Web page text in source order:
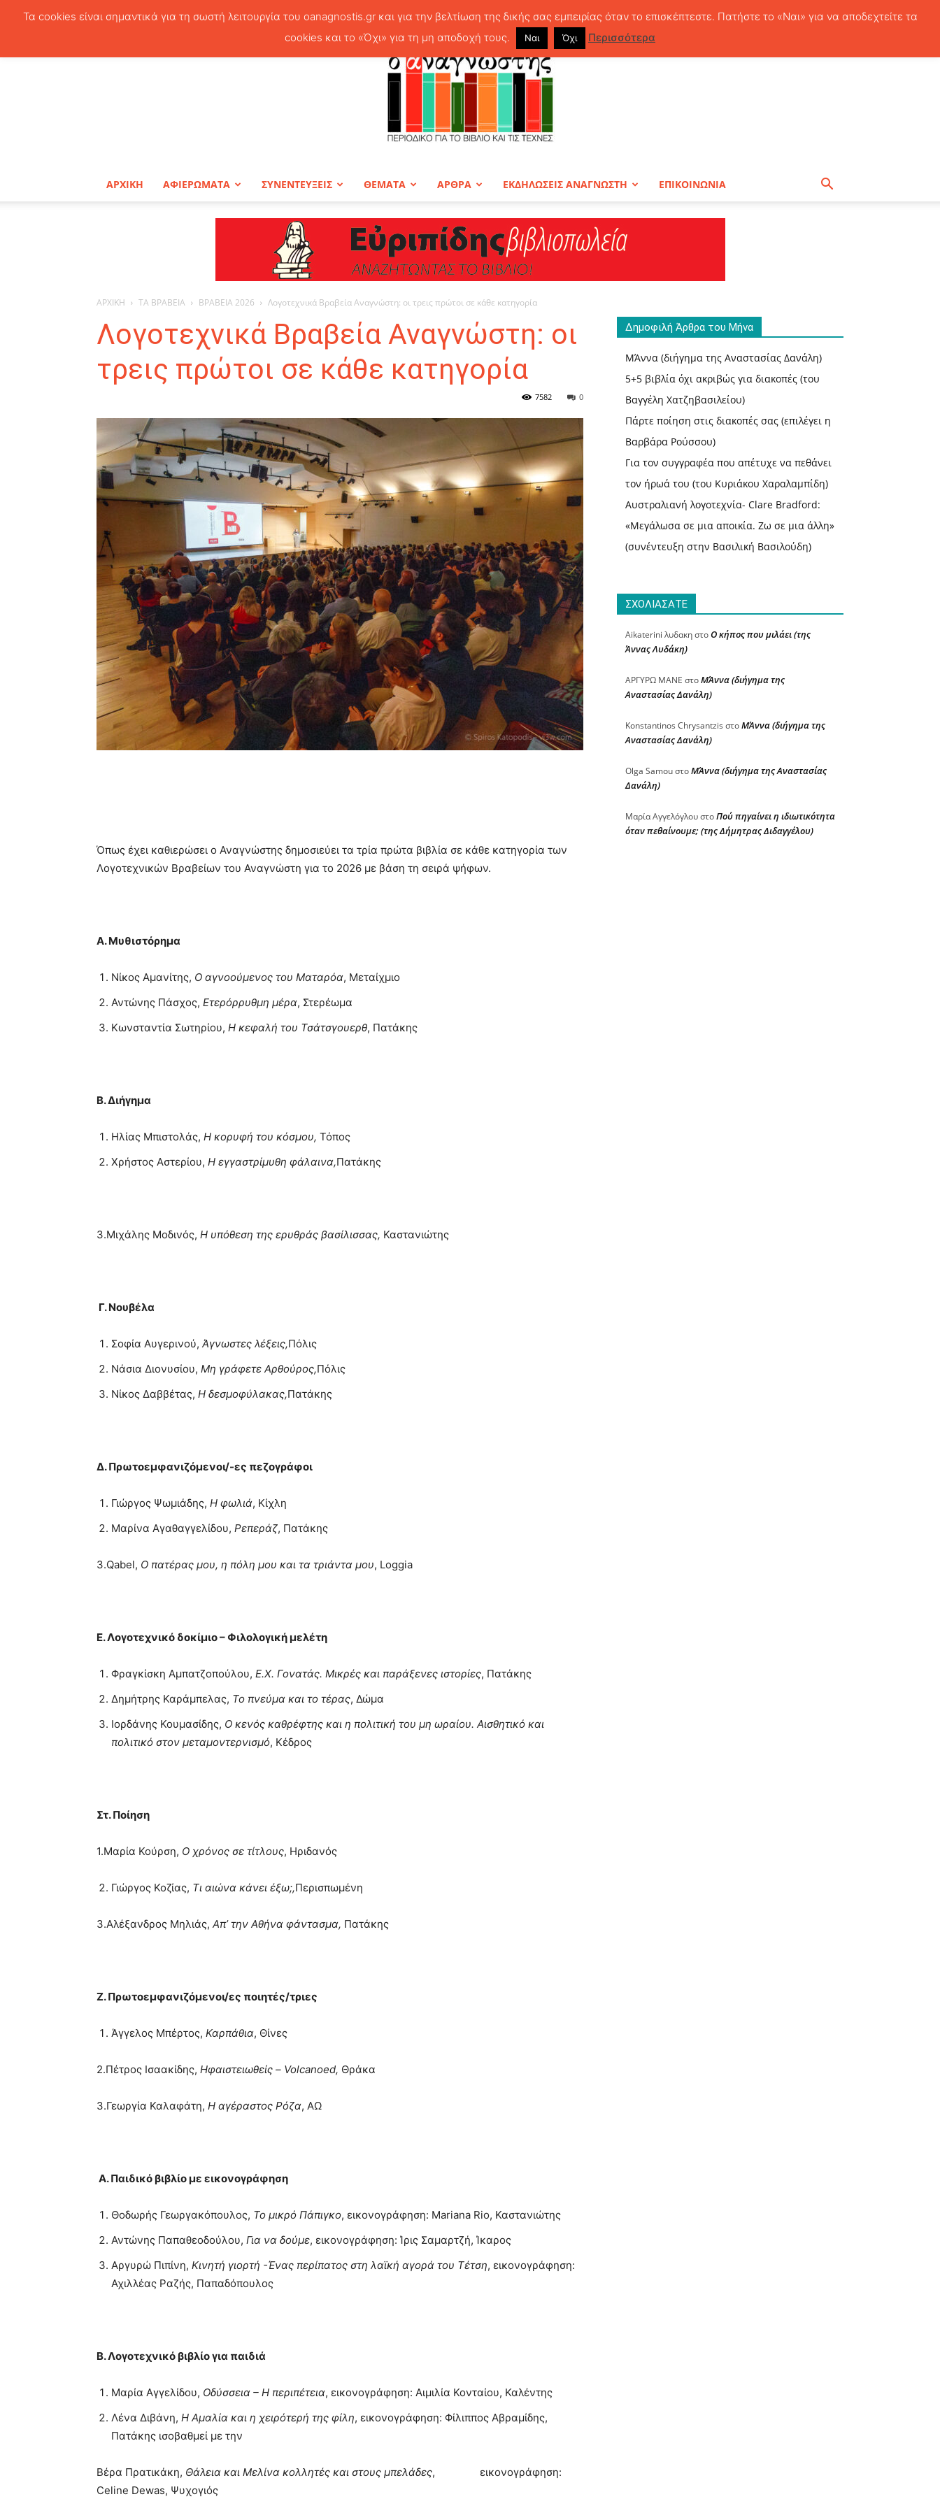
Ο
ΑΝΑΓΝΩΣΤΗΣ
ΓΙΑ
ΤΟ
ΒΙΒΛΙΟ
ΤΙΣ
ΑΡΧΙΚΗ ΑΦΙΕΡΩΜΑΤΑ ΣΥΝΕΝΤΕΥΞΕΙΣ ΘΕΜΑΤΑ ΑΡΘΡΑ ΕΚΔΗΛΩΣΕΙΣ ΑΝΑΓΝΩΣΤΗ ΕΠΙΚΟΙΝΩΝΙΑ
ΑΡΧΙΚΗ ΤΑ ΒΡΑΒΕΙΑ ΒΡΑΒΕΙΑ 2026 Λογοτεχνικά Βραβεία Αναγνώστη: οι τρεις πρώτοι σε κάθε κατηγορία
Λογοτεχνικά Βραβεία Αναγνώστη: οι
τρεις πρώτοι σε κάθε κατηγορία
0
7582
Όπως έχει καθιερώσει ο Αναγνώστης δημοσιεύει τα τρία πρώτα βιβλία σε κάθε κατηγορία των
Λογοτεχνικών Βραβείων του Αναγνώστη για το 2026 με βάση τη σειρά ψήφων.
Α. Μυθιστόρημα
Νίκος Αμανίτης, Ο αγνοούμενος του Ματαρόα, Μεταίχμιο
Αντώνης Πάσχος, Ετερόρρυθμη μέρα, Στερέωμα
Κωνσταντία Σωτηρίου, Η κεφαλή του Τσάτσγουερθ, Πατάκης
Β. Διήγημα
Ηλίας Μπιστολάς, Η κορυφή του κόσμου, Τόπος
Χρήστος Αστερίου, Η εγγαστρίμυθη φάλαινα,Πατάκης
3.Mιχάλης Μοδινός, Η υπόθεση της ερυθράς βασίλισσας, Καστανιώτης
Γ. Νουβέλα
Σοφία Αυγερινού, Άγνωστες λέξεις,Πόλις
Νάσια Διονυσίου, Μη γράφετε Αρθούρος,Πόλις
Νίκος Δαββέτας, Η δεσμοφύλακας,Πατάκης
Δ. Πρωτοεμφανιζόμενοι/-ες πεζογράφοι
Γιώργος Ψωμιάδης, Η φωλιά, Κίχλη
Μαρίνα Αγαθαγγελίδου, Ρεπεράζ, Πατάκης
3.Qabel, Ο πατέρας μου, η πόλη μου και τα τριάντα μου, Loggia
Ε. Λογοτεχνικό δοκίμιο – Φιλολογική μελέτη
Φραγκίσκη Αμπατζοπούλου, Ε.Χ. Γονατάς. Μικρές και παράξενες ιστορίες, Πατάκης
Δημήτρης Καράμπελας, Το πνεύμα και το τέρας, Δώμα
Ιορδάνης Κουμασίδης, Ο κενός καθρέφτης και η πολιτική του μη ωραίου. Αισθητικό και
πολιτικό στον μεταμοντερνισμό, Κέδρος
Στ. Ποίηση
1.Μαρία Κούρση, Ο χρόνος σε τίτλους, Ηριδανός
Γιώργος Κοζίας, Τι αιώνα κάνει έξω;,Περισπωμένη
3.Αλέξανδρος Μηλιάς, Απ’ την Αθήνα φάντασμα, Πατάκης
Ζ. Πρωτοεμφανιζόμενοι/ες ποιητές/τριες
Άγγελος Μπέρτος, Καρπάθια, Θίνες
2.Πέτρος Ισαακίδης, Ηφαιστειωθείς – Volcanoed, Θράκα
3.Γεωργία Καλαφάτη, Η αγέραστος Ρόζα, ΑΩ
Α. Παιδικό βιβλίο με εικονογράφηση
Θοδωρής Γεωργακόπουλος, Το μικρό Πάπιγκο, εικονογράφηση: Mariana Rio, Καστανιώτης
Αντώνης Παπαθεοδούλου, Για να δούμε, εικονογράφηση: Ίρις Σαμαρτζή, Ίκαρος
Αργυρώ Πιπίνη, Κινητή γιορτή -Ένας περίπατος στη λαϊκή αγορά του Τέτση, εικονογράφηση:
Αχιλλέας Ραζής, Παπαδόπουλος
Β. Λογοτεχνικό βιβλίο για παιδιά
Μαρία Αγγελίδου, Οδύσσεια – Η περιπέτεια, εικονογράφηση: Αιμιλία Κονταίου, Καλέντης
Λένα Διβάνη, Η Αμαλία και η χειρότερή της φίλη, εικονογράφηση: Φίλιππος Αβραμίδης,
Πατάκης ισοβαθμεί με την
Βέρα Πρατικάκη, Θάλεια και Μελίνα κολλητές και στους μπελάδες, εικονογράφηση:
Celine Dewas, Ψυχογιός
Δημοφιλή Άρθρα του Μήνα
ΜΆννα (διήγημα της Αναστασίας Δανάλη)
5+5 βιβλία όχι ακριβώς για διακοπές (του
Βαγγέλη Χατζηβασιλείου)
Πάρτε ποίηση στις διακοπές σας (επιλέγει η
Βαρβάρα Ρούσσου)
Για τον συγγραφέα που απέτυχε να πεθάνει
τον ήρωά του (του Κυριάκου Χαραλαμπίδη)
Αυστραλιανή λογοτεχνία- Clare Bradford:
«Μεγάλωσα σε μια αποικία. Ζω σε μια άλλη»
(συνέντευξη στην Βασιλική Βασιλούδη)
ΣΧΟΛΙΑΣΑΤΕ
Aikaterini λυδακηστοΟ κήπος που μιλάει (της
Άννας Λυδάκη)
ΑΡΓΥΡΩ ΜΑΝΕ στοΜΆννα (διήγημα της
Αναστασίας Δανάλη)
Konstantinos Chrysantzis στοΜΆννα (διήγημα της
Αναστασίας Δανάλη)
Olga SamouστοΜΆννα (διήγημα της Αναστασίας
Δανάλη)
Μαρία ΑγγελόγλουστοΠού πηγαίνει η ιδιωτικότητα
όταν πεθαίνουμε; (της Δήμητρας Διδαγγέλου)
Τα cookies είναι σημαντικά για τη σωστή λειτουργία του oanagnostis.gr και για την βελτίωση της δικής σας εμπειρίας όταν το επισκέπτεστε. Πατήστε το «Ναι» για να αποδεχτείτε τα
cookies και το «Όχι» για τη μη αποδοχή τους.
Ναι Όχι Περισσότερα